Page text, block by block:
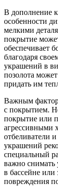
В дополнение
особенности
мелкими
покрытие
обеспечивает
благодаря
украшений в
позолота
придать им
Важным
с покрытием.
покрытие или
агрессивными
отбеливатели
украшений
специальный
важно снимать
в бассейне или
повреждения